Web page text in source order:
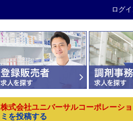
ログ
株式会社ユニバーサルコーポレーシ
ミを投稿する